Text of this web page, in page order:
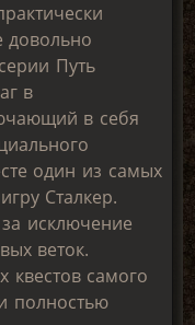
довольно
Путь
в
в себя
один из самых
Сталкер.
исключение
веток.
квестов самого
полностью